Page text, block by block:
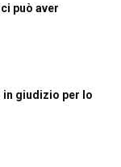
può aver
giudizio per lo